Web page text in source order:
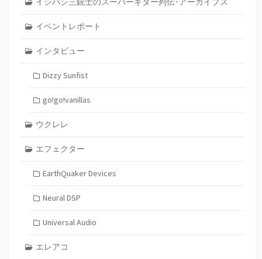
イベントレポート
インタビュー
Dizzy Sunfist
go!go!vanillas
ウクレレ
エフェクター
EarthQuaker Devices
Neural DSP
Universal Audio
エレアコ